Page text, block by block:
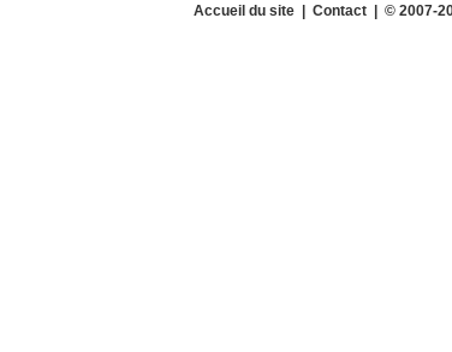
Accueil du site| Contact| © 2007-